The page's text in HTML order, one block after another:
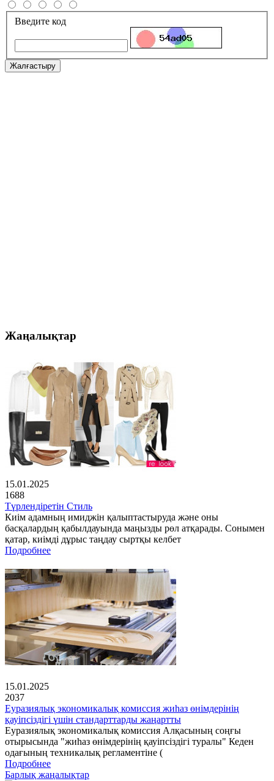
Введите код
Жалғастыру
Жаңалықтар
15.01.2025
1688
Түрлендіретін Стиль
Киім адамның имиджін қалыптастыруда және оны
басқалардың қабылдауында маңызды рөл атқарады. Сонымен
қатар, киімді дұрыс таңдау сыртқы келбет
Подробнее
15.01.2025
2037
Еуразиялық экономикалық комиссия жиһаз өнімдерінің
қауіпсіздігі үшін стандарттарды жаңартты
Еуразиялық экономикалық комиссия Алқасының соңғы
отырысында "жиһаз өнімдерінің қауіпсіздігі туралы" Кеден
одағының техникалық регламентіне (
Подробнее
Барлық жаңалықтар